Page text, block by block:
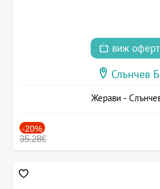
виж
Слънчев
Жерави -
-20%
35.28€